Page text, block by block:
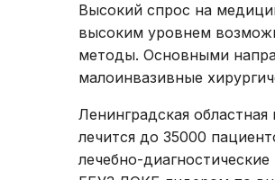
Врачи
Высокий спрос на
высоким уровнем
методы. Основными
малоинвазивные
Ленинградская
лечится до 35000
лечебно-